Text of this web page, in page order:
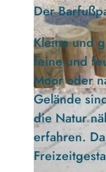
© BARFUSSpark
Der
Kleine und
feine und
Moor oder
Gelände
die Natur
erfahren.